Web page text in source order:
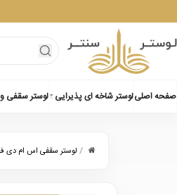
صفحه اصلیلوستر شاخه ای پذیرایی لوستر سقفی
/ لوستر سقفی اس ام دی